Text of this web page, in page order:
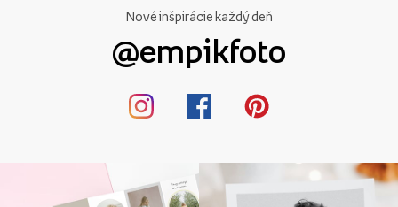
Nové inšpirácie každý deň
@empikfoto